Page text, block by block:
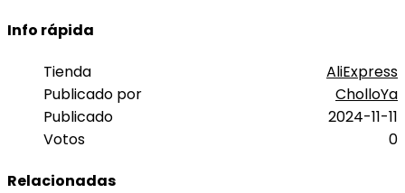
Info rápida
Tienda
AliExpress
Publicado por
CholloYa
Publicado
2024-11-11
Votos
0
Relacionadas